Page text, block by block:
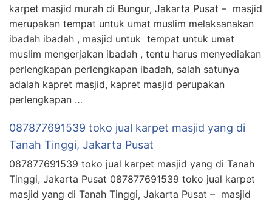
karpet masjid murah di Bungur, Jakarta Pusat – masjid
merupakan tempat untuk umat muslim melaksanakan
ibadah ibadah , masjid untuk tempat untuk umat
muslim mengerjakan ibadah , tentu harus menyediakan
perlengkapan perlengkapan ibadah, salah satunya
adalah kapret masjid, kapret masjid perupakan
perlengkapan …
087877691539 toko jual karpet masjid yang di
Tanah Tinggi, Jakarta Pusat
087877691539 toko jual karpet masjid yang di Tanah
Tinggi, Jakarta Pusat 087877691539 toko jual karpet
masjid yang di Tanah Tinggi, Jakarta Pusat – masjid